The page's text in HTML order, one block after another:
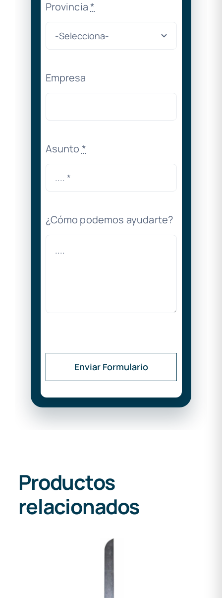
Provincia*
Empresa
Asunto *
¿Cómo podemos ayudarte?
Enviar Formulario
Productos
relacionados